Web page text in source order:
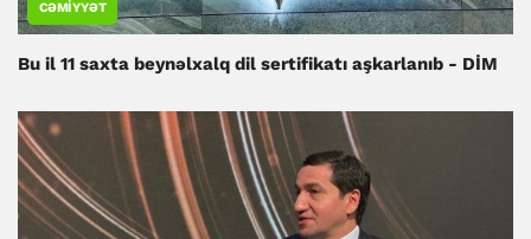
CƏMIYYƏT
Bu il 11 saxta beynəlxalq dil sertifikatı aşkarlanıb - DİM